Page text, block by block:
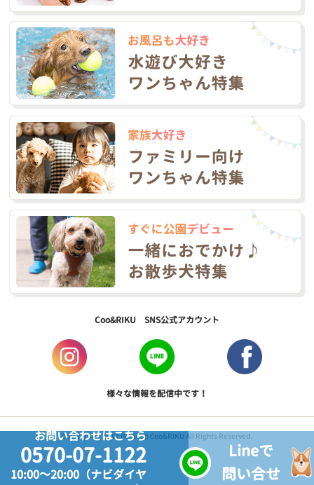
お問い合わせはこちら
0570-07-1122
10:00～20:00（ナビダイヤ
Lineで
問い合せ
Coo&RIKU SNS公式アカウント
様々な情報を配信中です！
Copyright © 2017 PetShop Coo&RIKU All Rights Reserved.